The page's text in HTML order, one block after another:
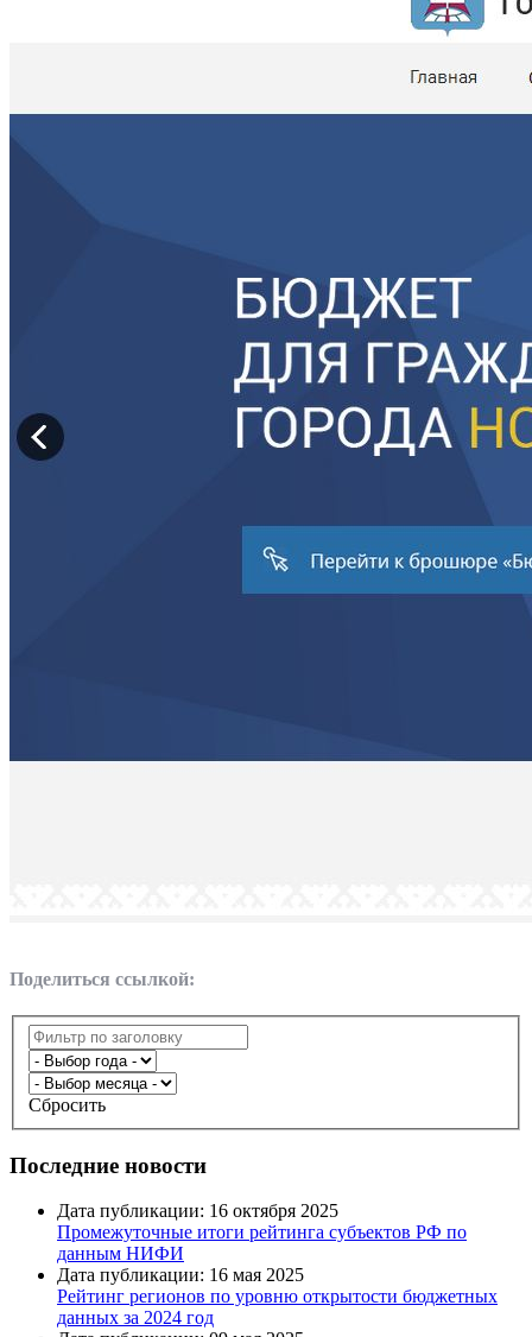
Поделиться ссылкой:
Сбросить
Последние новости
Дата публикации: 16 октября 2025
Промежуточные итоги рейтинга субъектов РФ по
данным НИФИ
Дата публикации: 16 мая 2025
Рейтинг регионов по уровню открытости бюджетных
данных за 2024 год